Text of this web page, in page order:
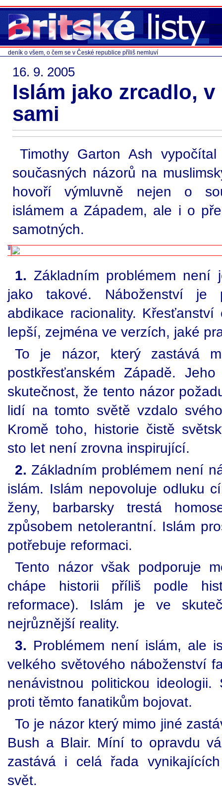
deník o všem, o čem se v České republice příliš nemluví
16. 9. 2005
Islám jako zrcadlo,
sami
Timothy Garton Ash
současných názorů na
hovoří výmluvně nejen o
islámem a Západem, ale i o
samotných.
1. Základním problémem není
jako takové. Náboženství je
abdikace racionality.
lepší, zejména ve verzích, jaké
To je názor, který zastává
postkřesťanském Západě.
skutečnost, že tento názor
lidí na tomto světě vzdalo
Kromě toho, historie čistě
sto let není zrovna inspirující.
2. Základním problémem není
islám. Islám nepovoluje odluku
ženy, barbarsky trestá
způsobem netolerantní. Islám
potřebuje reformaci.
Tento názor však podporuje
chápe historii příliš podle
reformace). Islám je ve
nejrůznější reality.
3. Problémem není islám, ale
velkého světového náboženství
nenávistnou politickou
proti těmto fanatikům bojovat.
To je názor který mimo jiné
Bush a Blair. Míní to opravdu
zastává i celá řada
svět.